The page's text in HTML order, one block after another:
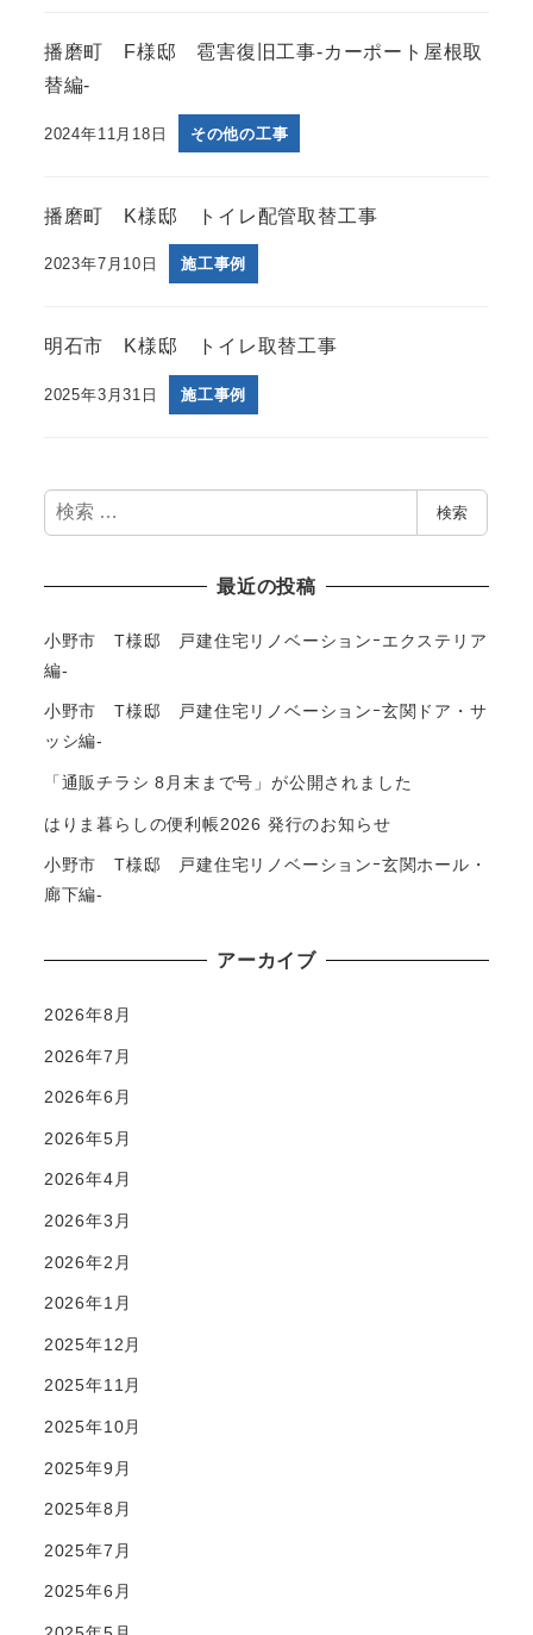
播磨町 F様邸 雹害復旧工事-カーポート屋根取
替編-
2024年11月18日 その他の工事
播磨町 K様邸 トイレ配管取替工事
2023年7月10日 施工事例
明石市 K様邸 トイレ取替工事
2025年3月31日 施工事例
検
索
検索
最近の投稿
小野市 T様邸 戸建住宅リノベーションｰエクステリア
編-
小野市 T様邸 戸建住宅リノベーションｰ玄関ドア・サ
ッシ編-
「通販チラシ 8月末まで号」が公開されました
はりま暮らしの便利帳2026 発行のお知らせ
小野市 T様邸 戸建住宅リノベーションｰ玄関ホール・
廊下編-
アーカイブ
2026年8月
2026年7月
2026年6月
2026年5月
2026年4月
2026年3月
2026年2月
2026年1月
2025年12月
2025年11月
2025年10月
2025年9月
2025年8月
2025年7月
2025年6月